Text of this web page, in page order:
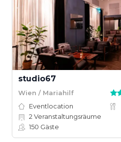
studio67
Wien / Mariahilf
Eventlocation
2 Veranstaltungsräume
150 Gäste